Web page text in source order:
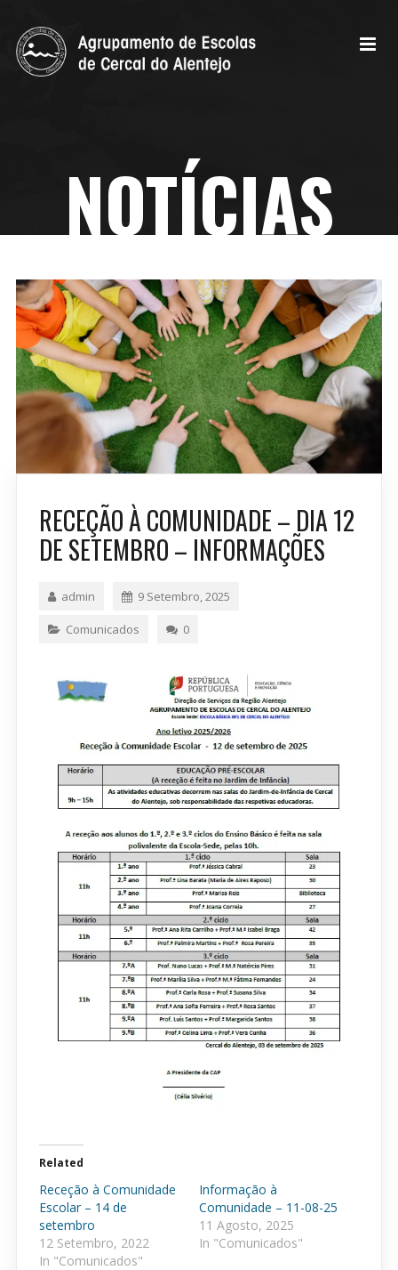
NOTÍCIAS
RECEÇÃO À COMUNIDADE – DIA 12
DE SETEMBRO – INFORMAÇÕES
admin 9 Setembro, 2025
Comunicados 0
Related
Receção à Comunidade
Escolar – 14 de
setembro
12 Setembro, 2022
In "Comunicados"
Informação à
Comunidade – 11-08-25
11 Agosto, 2025
In "Comunicados"